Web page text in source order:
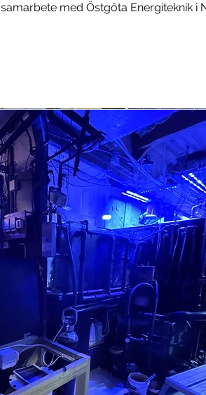
samarbete med Östgöta Energiteknik i